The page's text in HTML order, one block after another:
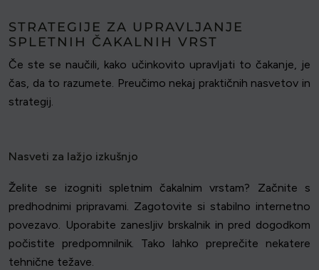
STRATEGIJE ZA UPRAVLJANJE
SPLETNIH ČAKALNIH VRST
Če ste se naučili, kako učinkovito upravljati to čakanje, je
čas, da to razumete. Preučimo nekaj praktičnih nasvetov in
strategij.
Nasveti za lažjo izkušnjo
Želite se izogniti spletnim čakalnim vrstam? Začnite s
predhodnimi pripravami. Zagotovite si stabilno internetno
povezavo. Uporabite zanesljiv brskalnik in pred dogodkom
počistite predpomnilnik. Tako lahko preprečite nekatere
tehnične težave.